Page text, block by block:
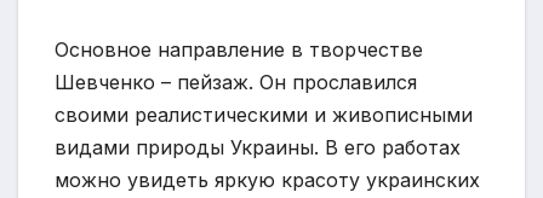
Основное направление в творчестве
Шевченко – пейзаж. Он прославился
своими реалистическими и живописными
видами природы Украины. В его работах
можно увидеть яркую красоту украинских